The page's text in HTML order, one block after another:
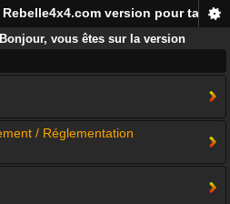
version pour
Bonjour, vous êtes sur la version
du forum Rebelle4x4, pour
/ Réglementation